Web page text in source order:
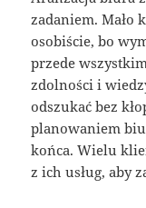
zadaniem. Mało
osobiście, bo
przede
zdolności i
odszukać bez
planowaniem
końca. Wielu
z ich usług, aby